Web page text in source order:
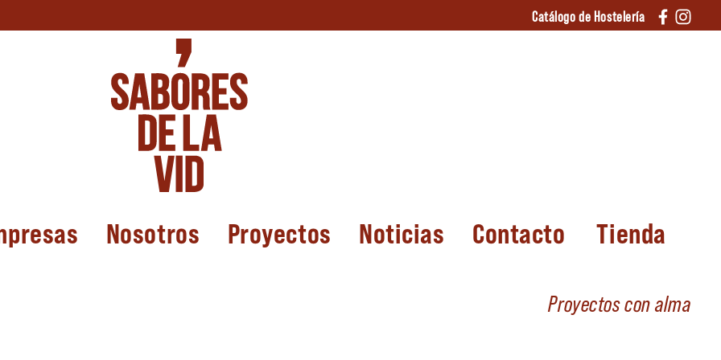
Catálogo de Hostelería
Nosotros Proyectos Noticias Contacto Tienda
Proyectos con alma